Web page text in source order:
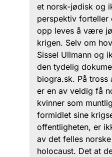
et norsk-jødisk og
perspektiv forteller
opp leves å være
krigen. Selv om
Sissel Ullmann og
den tydelig
biogra.sk. På tross
er en av veldig få
kvinner som
formidlet sine
offentligheten, er
av det felles
holocaust. Det at